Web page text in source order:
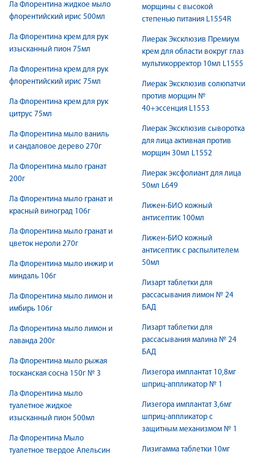
Ла Флорентина жидкое мыло
флорентийский ирис 500мл
Ла Флорентина крем для рук
изысканный пион 75мл
Ла Флорентина крем для рук
флорентийский ирис 75мл
Ла Флорентина крем для рук
цитрус 75мл
Ла Флорентина мыло ваниль
и сандаловое дерево 270г
Ла Флорентина мыло гранат
200г
Ла Флорентина мыло гранат и
красный виноград 106г
Ла Флорентина мыло гранат и
цветок нероли 270г
Ла Флорентина мыло инжир и
миндаль 106г
Ла Флорентина мыло лимон и
имбирь 106г
Ла Флорентина мыло лимон и
лаванда 200г
Ла Флорентина мыло рыжая
тосканская сосна 150г № 3
Ла Флорентина мыло
туалетное жидкое
изысканный пион 500мл
Ла Флорентина Мыло
туалетное твердое Апельсин
морщины с высокой
степенью питания L1554R
Лиерак Эксклюзив Премиум
крем для области вокруг глаз
мультикорректор 10мл L1555
Лиерак Эксклюзив солюпатчи
против морщин №
40+эссенция L1553
Лиерак Эксклюзив сыворотка
для лица активная против
морщин 30мл L1552
Лиерак эксфолиант для лица
50мл L649
Лижен-БИО кожный
антисептик 100мл
Лижен-БИО кожный
антисептик с распылителем
50мл
Лизарт таблетки для
рассасывания лимон № 24
БАД
Лизарт таблетки для
рассасывания малина № 24
БАД
Лизегора имплантат 10,8мг
шприц-аппликатор № 1
Лизегора имплантат 3,6мг
шприц-аппликатор с
защитным механизмом № 1
Лизигамма таблетки 10мг